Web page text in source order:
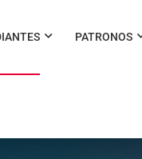
PATRONOS